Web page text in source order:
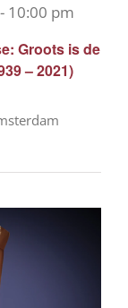
Groots is de
– 2021)
- 10:00 pm